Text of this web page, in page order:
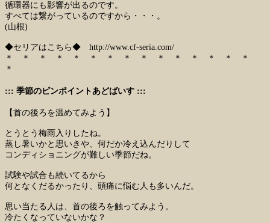
循環器にも影響が出るのです。
すべては繋がっているのですから・・・。
(山根)
◆セリアはこちら◆ http://www.cf-seria.com/
＊ ＊ ＊ ＊ ＊ ＊ ＊ ＊ ＊ ＊ ＊ ＊ ＊ ＊ ＊
＊
::: 季節のピンポイントあどばいす :::
【首の後ろを温めてみよう】
とうとう梅雨入りしたね。
蒸し暑いかと思いきや、何だか冷え込んだりして
コンディショニングが難しい季節だね。
試験や試合も続いてるから
何となくだるかったり、頭痛に悩む人も多いんだ。
思い当たる人は、首の後ろを触ってみよう。
冷たくなっていないかな？